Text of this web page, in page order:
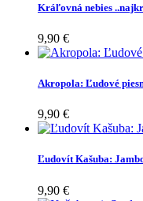
Kráľovná nebies
9,90 €
Akropola: Ľudové
9,90 €
Ľudovít Kašuba:
9,90 €